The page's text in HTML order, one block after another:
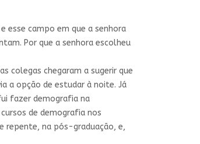
esse campo em que a senhora
Por que a senhora escolheu
colegas chegaram a sugerir que
a opção de estudar à noite. Já
fazer demografia na
de demografia nos
repente, na pós-graduação, e,